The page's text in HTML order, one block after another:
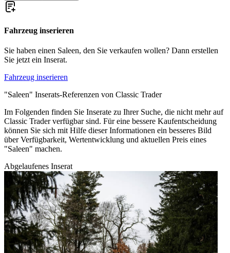
Fahrzeug inserieren
Sie haben einen Saleen, den Sie verkaufen wollen? Dann erstellen
Sie jetzt ein Inserat.
Fahrzeug inserieren
"Saleen" Inserats-Referenzen von Classic Trader
Im Folgenden finden Sie Inserate zu Ihrer Suche, die nicht mehr auf
Classic Trader verfügbar sind. Für eine bessere Kaufentscheidung
können Sie sich mit Hilfe dieser Informationen ein besseres Bild
über Verfügbarkeit, Wertentwicklung und aktuellen Preis eines
"Saleen" machen.
Abgelaufenes Inserat